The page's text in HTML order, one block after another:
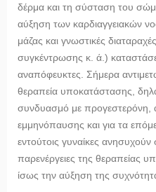
δέρμα και τη σύσταση του
αύξηση των καρδιαγγειακών
μάζας και γνωστικές
συγκέντρωσης κ. ά.)
αναπόφευκτες. Σήμερα
θεραπεία υποκατάστασης,
συνδυασμό με προγεστερόνη,
εμμηνόπαυσης και για τα
εντούτοις γυναίκες ανησυχούν
παρενέργειες της θεραπείας
ίσως την αύξηση της